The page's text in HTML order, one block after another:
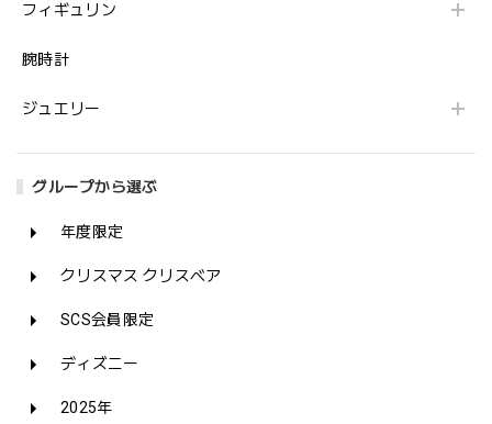
フィギュリン
腕時計
ジュエリー
グループから選ぶ
年度限定
クリスマス クリスベア
SCS会員限定
ディズニー
2025年